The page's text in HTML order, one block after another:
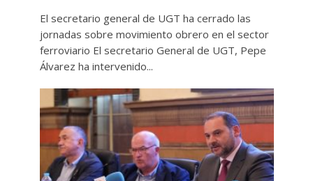
El secretario general de UGT ha cerrado las
jornadas sobre movimiento obrero en el sector
ferroviario El secretario General de UGT, Pepe
Álvarez ha intervenido...